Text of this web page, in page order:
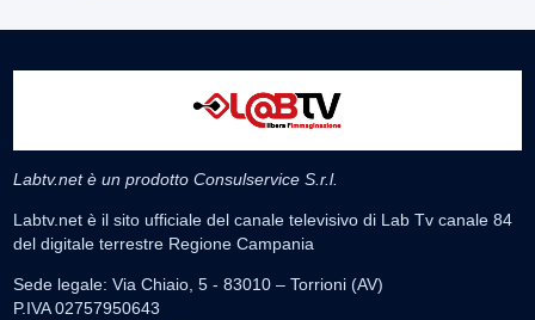
Labtv.net è un prodotto Consulservice S.r.l.
Labtv.net è il sito ufficiale del canale televisivo di Lab Tv canale 84
del digitale terrestre Regione Campania
Sede legale: Via Chiaio, 5 - 83010 – Torrioni (AV)
P.IVA 02757950643